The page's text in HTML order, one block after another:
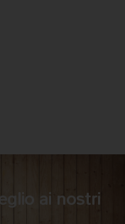
ai nostri